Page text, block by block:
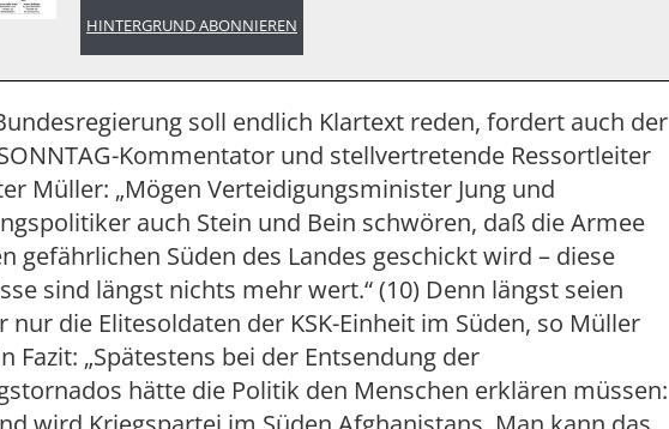
HINTERGRUND ABONNIEREN
soll endlich Klartext reden, fordert auch der
Kommentator und stellvertretende Ressortleiter
Müller: „Mögen Verteidigungsminister Jung und
auch Stein und Bein schwören, daß die Armee
gefährlichen Süden des Landes geschickt wird – diese
sind längst nichts mehr wert.“ (10) Denn längst seien
nur die Elitesoldaten der KSK-Einheit im Süden, so Müller
Fazit: „Spätestens bei der Entsendung der
hätte die Politik den Menschen erklären müssen: